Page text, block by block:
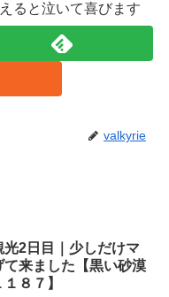
ると泣いて喜びます
valkyrie
光2日目｜少しだけマ
て来ました【黒い砂漠
８７】